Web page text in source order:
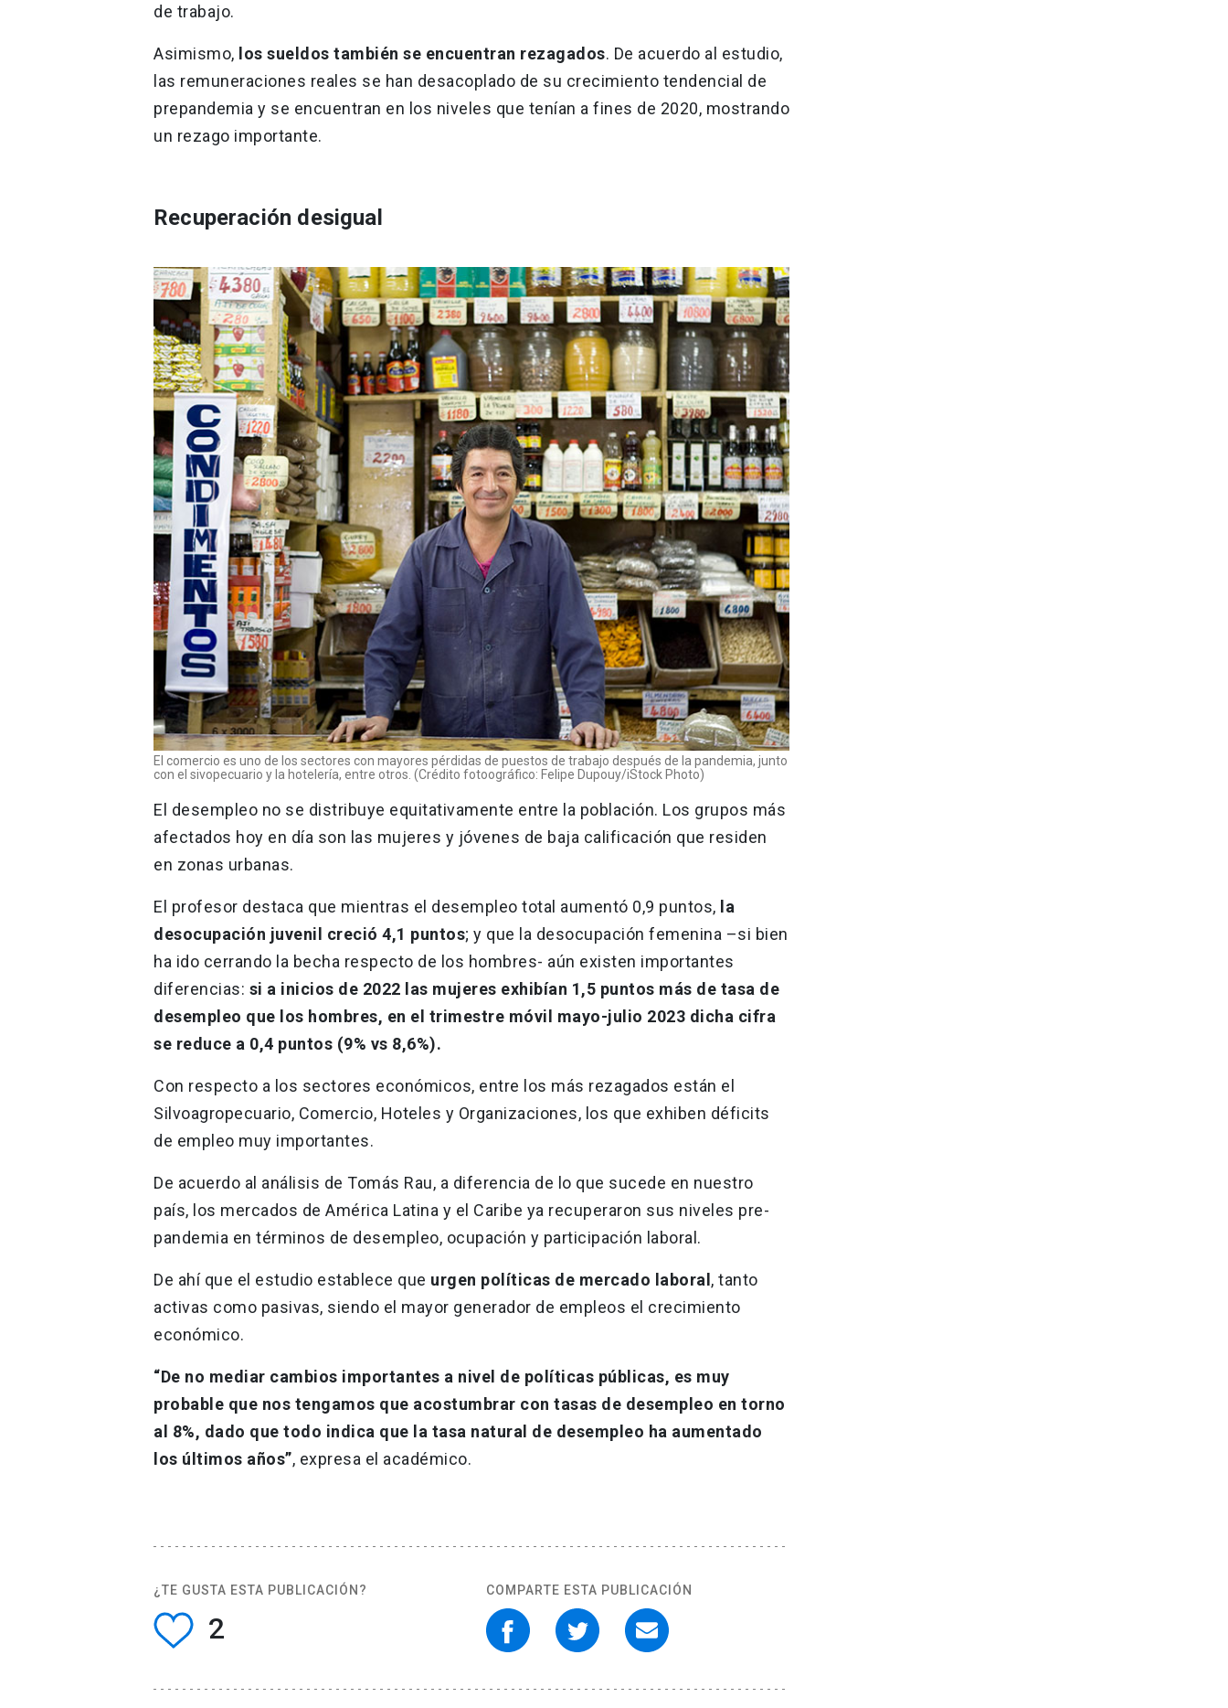
de trabajo.
Asimismo, los sueldos también se encuentran rezagados. De acuerdo al estudio,
las remuneraciones reales se han desacoplado de su crecimiento tendencial de
prepandemia y se encuentran en los niveles que tenían a fines de 2020, mostrando
un rezago importante.
Recuperación desigual
El comercio es uno de los sectores con mayores pérdidas de puestos de trabajo después de la pandemia, junto
con el sivopecuario y la hotelería, entre otros. (Crédito fotoográfico: Felipe Dupouy/iStock Photo)
El desempleo no se distribuye equitativamente entre la población. Los grupos más
afectados hoy en día son las mujeres y jóvenes de baja calificación que residen
en zonas urbanas.
El profesor destaca que mientras el desempleo total aumentó 0,9 puntos, la
desocupación juvenil creció 4,1 puntos; y que la desocupación femenina –si bien
ha ido cerrando la becha respecto de los hombres- aún existen importantes
diferencias: si a inicios de 2022 las mujeres exhibían 1,5 puntos más de tasa de
desempleo que los hombres, en el trimestre móvil mayo-julio 2023 dicha cifra
se reduce a 0,4 puntos (9% vs 8,6%).
Con respecto a los sectores económicos, entre los más rezagados están el
Silvoagropecuario, Comercio, Hoteles y Organizaciones, los que exhiben déficits
de empleo muy importantes.
De acuerdo al análisis de Tomás Rau, a diferencia de lo que sucede en nuestro
país, los mercados de América Latina y el Caribe ya recuperaron sus niveles pre-
pandemia en términos de desempleo, ocupación y participación laboral.
De ahí que el estudio establece que urgen políticas de mercado laboral , tanto
activas como pasivas, siendo el mayor generador de empleos el crecimiento
económico.
“De no mediar cambios importantes a nivel de políticas públicas, es muy
probable que nos tengamos que acostumbrar con tasas de desempleo en torno
al 8%, dado que todo indica que la tasa natural de desempleo ha aumentado
los últimos años”, expresa el académico.
¿TE GUSTA ESTA PUBLICACIÓN?
2
COMPARTE ESTA PUBLICACIÓN